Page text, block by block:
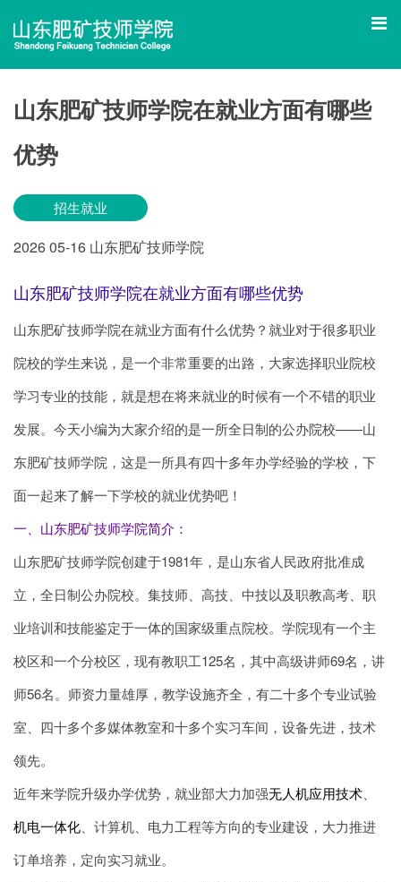
山东肥矿技师学院在就业方面有哪些
优势
招生就业
202605-16 山东肥矿技师学院
山东肥矿技师学院在就业方面有哪些优势
山东肥矿技师学院在就业方面有什么优势？就业对于很多职业
院校的学生来说，是一个非常重要的出路，大家选择职业院校
学习专业的技能，就是想在将来就业的时候有一个不错的职业
发展。今天小编为大家介绍的是一所全日制的公办院校——山
东肥矿技师学院，这是一所具有四十多年办学经验的学校，下
面一起来了解一下学校的就业优势吧！
一、山东肥矿技师学院简介：
山东肥矿技师学院创建于1981年，是山东省人民政府批准成
立，全日制公办院校。集技师、高技、中技以及职教高考、职
业培训和技能鉴定于一体的国家级重点院校。学院现有一个主
校区和一个分校区，现有教职工125名，其中高级讲师69名，讲
师56名。师资力量雄厚，教学设施齐全，有二十多个专业试验
室、四十多个多媒体教室和十多个实习车间，设备先进，技术
领先。
近年来学院升级办学优势，就业部大力加强无人机应用技术
机电一体化 、计算机、电力工程等方向的专业建设，大力推进
订单培养，定向实习就业。